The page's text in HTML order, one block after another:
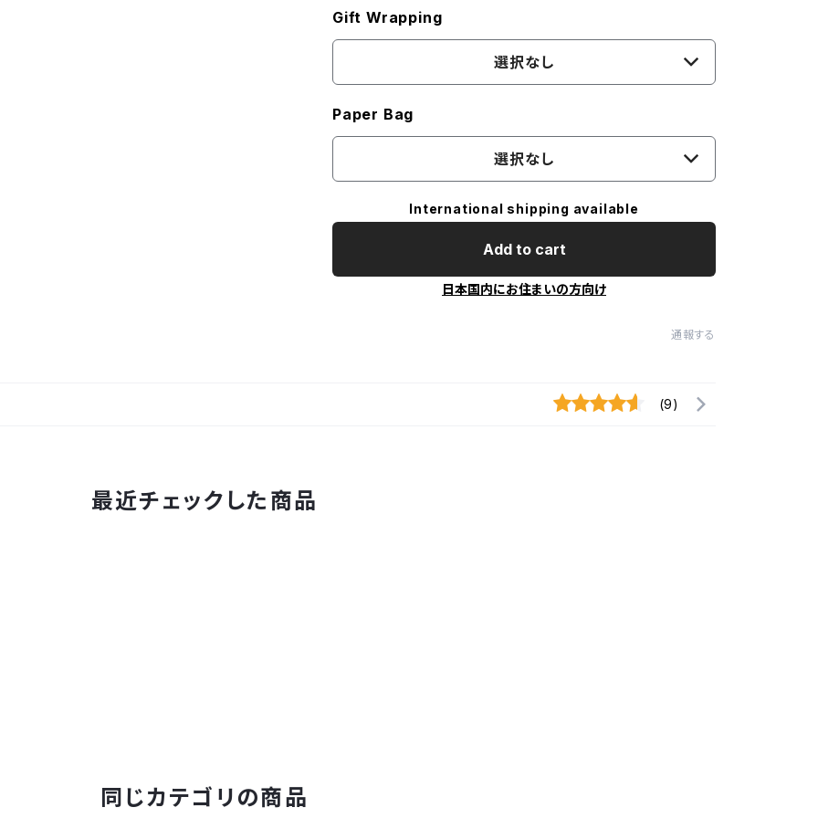
Gift Wrapping
選択なし
Paper Bag
選択なし
International shipping available
Add to cart
日本国内にお住まいの方向け
通報する
(9)
最近チェックした商品
同じカテゴリの商品